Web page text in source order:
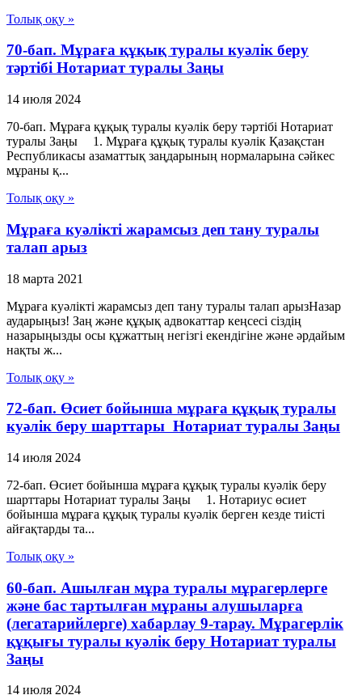
Толық оқу »
70-бап. Мұраға құқық туралы куәлiк беру
тәртiбi Нотариат туралы Заңы
14 июля 2024
70-бап. Мұраға құқық туралы куәлiк беру тәртiбi Нотариат
туралы Заңы 1. Мұраға құқық туралы куәлiк Қазақстан
Республикасы азаматтық заңдарының нормаларына сәйкес
мұраны қ...
Толық оқу »
Мұраға куәлікті жарамсыз деп тану туралы
талап арыз
18 марта 2021
Мұраға куәлікті жарамсыз деп тану туралы талап арызНазар
аударыңыз! Заң және құқық адвокаттар кеңсесі сіздің
назарыңызды осы құжаттың негізгі екендігіне және әрдайым
нақты ж...
Толық оқу »
72-бап. Өсиет бойынша мұраға құқық туралы
куәлiк беру шарттары Нотариат туралы Заңы
14 июля 2024
72-бап. Өсиет бойынша мұраға құқық туралы куәлiк беру
шарттары Нотариат туралы Заңы 1. Нотариус өсиет
бойынша мұраға құқық туралы куәлiк берген кезде тиiстi
айғақтарды та...
Толық оқу »
60-бап. Ашылған мұра туралы мұрагерлерге
және бас тартылған мұраны алушыларға
(легатарийлерге) хабарлау 9-тарау. Мұрагерлiк
құқығы туралы куәлiк беру Нотариат туралы
Заңы
14 июля 2024